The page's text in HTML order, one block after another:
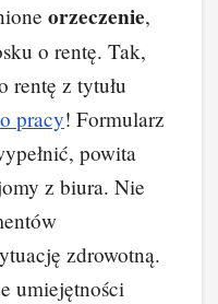
orzeczenie,
o rentę. Tak,
rentę z tytułu
pracy! Formularz
powita
z biura. Nie
zdrowotną.
umiejętności